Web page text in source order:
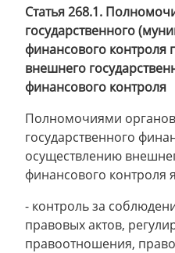
Статья 268.1.
государственного
финансового контроля
внешнего
финансового контроля
Полномочиями
государственного
осуществлению
финансового контроля
- контроль за
правовых актов,
правоотношения,